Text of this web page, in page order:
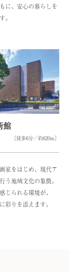
に、安心の暮らしを
。
館
［徒歩6分／約620m］
家をはじめ、現代ア
う地域文化の象徴。
じられる環境が、
彩りを添えます。